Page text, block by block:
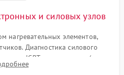
и силовых узлов
нагревательных элементов,
Диагностика силового
и IGBT-транзисторов (для
и газ-контроля (для газовых